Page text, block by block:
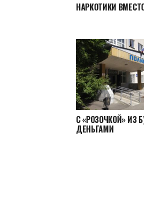
НАРКОТИКИ
С «РОЗОЧКОЙ» ИЗ
ДЕНЬГАМИ